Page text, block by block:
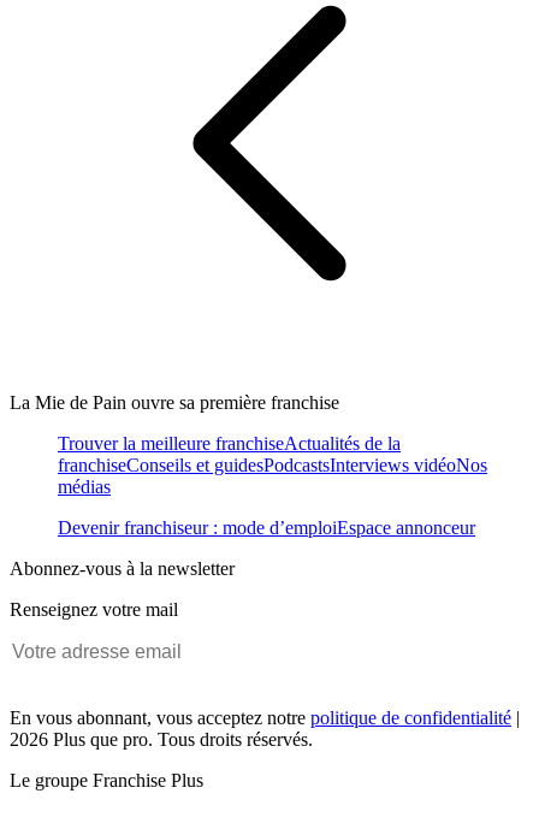
La Mie de Pain ouvre sa première franchise
Trouver la meilleure franchiseActualités de la
franchiseConseils et guidesPodcastsInterviews vidéoNos
médias
Devenir franchiseur : mode d’emploiEspace annonceur
Abonnez-vous à la newsletter
Renseignez votre mail
En vous abonnant, vous acceptez notre politique de confidentialité |
2026 Plus que pro. Tous droits réservés.
Le groupe Franchise Plus